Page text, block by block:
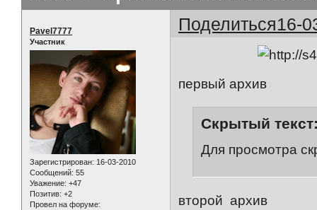
Поделиться16-
Pavel7777
Участник
Зарегистрирован: 16-03-2010
Сообщений: 55
Уважение: +47
Позитив: +2
Провел на форуме:
первый архив
Скрытый
Для просмотра
второй архив